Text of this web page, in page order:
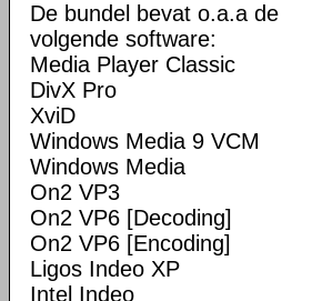
De bundel bevat o.a.a de
volgende software:
Media Player Classic
DivX Pro
XviD
Windows Media 9 VCM
Windows Media
On2 VP3
On2 VP6 [Decoding]
On2 VP6 [Encoding]
Ligos Indeo XP
Intel Indeo